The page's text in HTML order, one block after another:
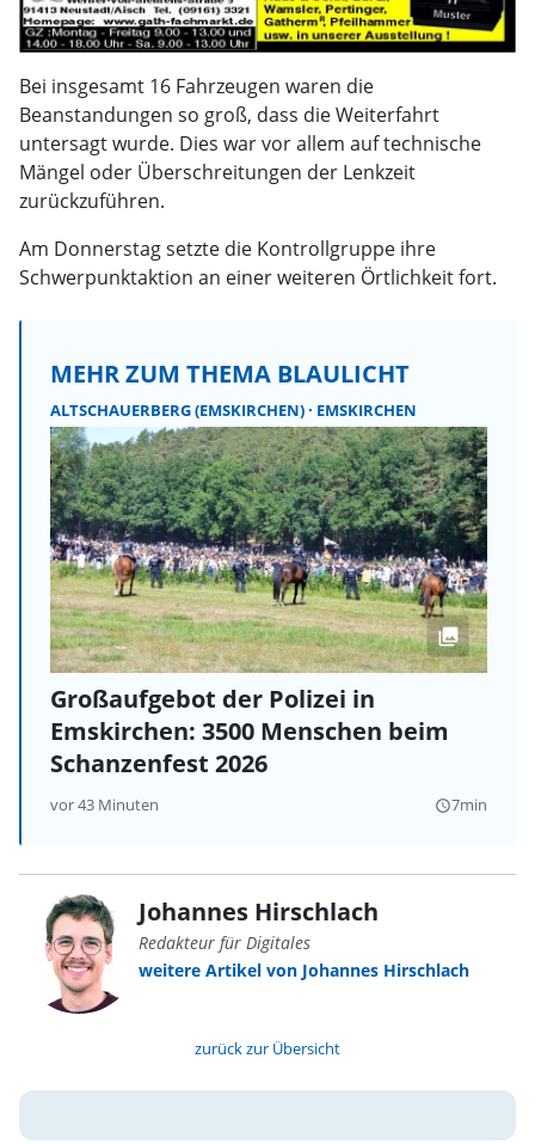
Bei insgesamt 16 Fahrzeugen waren die
Beanstandungen so groß, dass die Weiterfahrt
untersagt wurde. Dies war vor allem auf technische
Mängel oder Überschreitungen der Lenkzeit
zurückzuführen.
Am Donnerstag setzte die Kontrollgruppe ihre
Schwerpunktaktion an einer weiteren Örtlichkeit fort.
MEHR ZUM THEMA BLAULICHT
ALTSCHAUERBERG (EMSKIRCHEN) EMSKIRCHEN
Großaufgebot der Polizei in
Emskirchen: 3500 Menschen beim
Schanzenfest 2026
vor 43 Minuten query_builder7min
Johannes Hirschlach
Redakteur für Digitales
weitere Artikel von Johannes Hirschlach
zurück zur Übersicht